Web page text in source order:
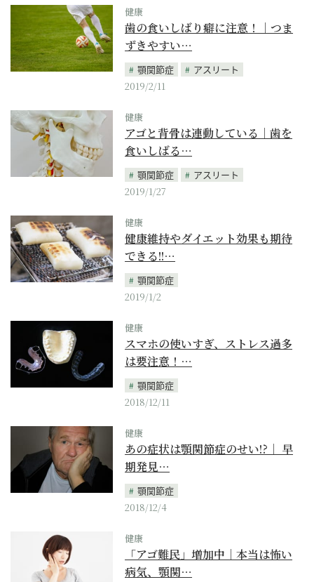
健康
歯の食いしばり癖に注意！｜つま
ずきやすい…
顎関節症
アスリート
2019/2/11
健康
アゴと背骨は連動している｜歯を
食いしばる…
顎関節症
アスリート
2019/1/27
健康
健康維持やダイエット効果も期待
できる!!…
顎関節症
2019/1/2
健康
スマホの使いすぎ、ストレス過多
は要注意！…
顎関節症
2018/12/11
健康
あの症状は顎関節症のせい!?｜ 早
期発見…
顎関節症
2018/12/4
健康
「アゴ難民」増加中｜本当は怖い
病気、顎関…